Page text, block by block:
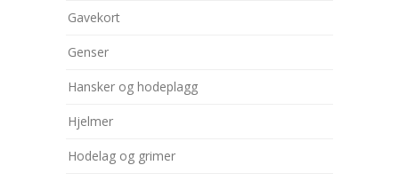
Gavekort
Genser
Hansker og hodeplagg
Hjelmer
Hodelag og grimer